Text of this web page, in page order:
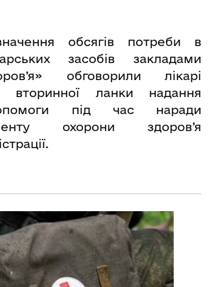
обсягів потреби в
засобів закладами
обговорили лікарі
вторинної ланки надання
під час наради
охорони здоров’я